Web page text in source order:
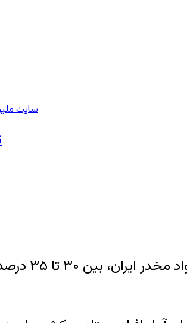
سایت
۳۰ تا
طبق